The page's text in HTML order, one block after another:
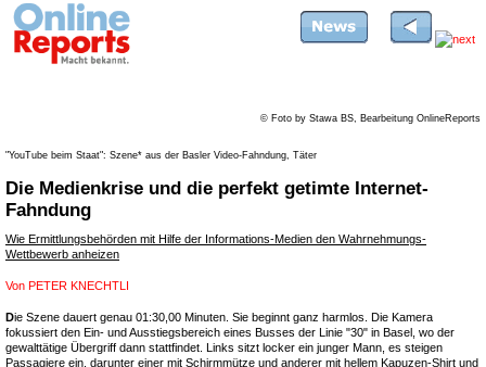
© Foto by Stawa BS, Bearbeitung OnlineReports
"YouTube beim Staat": Szene* aus der Basler Video-Fahndung, Täter
Die Medienkrise und die perfekt getimte Internet-
Fahndung
Wie Ermittlungsbehörden mit Hilfe der Informations-Medien den Wahrnehmungs-
Wettbewerb anheizen
Von PETER KNECHTLI
Die Szene dauert genau 01:30,00 Minuten. Sie beginnt ganz harmlos. Die Kamera
fokussiert den Ein- und Ausstiegsbereich eines Busses der Linie "30" in Basel, wo der
gewalttätige Übergriff dann stattfindet. Links sitzt locker ein junger Mann, es steigen
Passagiere ein, darunter einer mit Schirmmütze und anderer mit hellem Kapuzen-Shirt und